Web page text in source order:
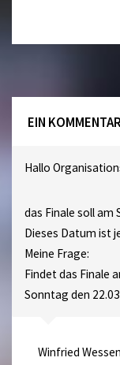
EIN
Hallo
das Finale soll
Dieses Datum ist
Meine Frage:
Findet das Finale
Sonntag den
Winfried